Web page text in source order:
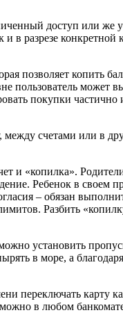
доступ или же
разрезе конкретной
позволяет копить
пользователь
покупки
счетами или в
и «копилка».
Ребенок в своем
– обязан
Разбить
установить
в море, а
переключать карту
в любом